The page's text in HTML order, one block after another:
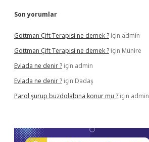
Son yorumlar
Gottman Çift Terapisi ne demek ? için admin
Gottman Çift Terapisi ne demek ? için Münire
Evlada ne denir ? için admin
Evlada ne denir ? için Dadaş
Parol şurup buzdolabına konur mu ? için admin